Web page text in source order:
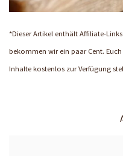
*Dieser Artikel enthält Affiliate-
bekommen wir ein paar Cent.
Inhalte kostenlos zur Verfügung